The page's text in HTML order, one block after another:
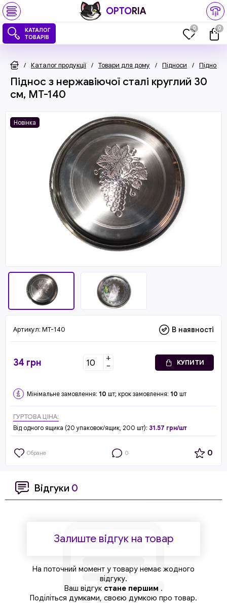
OPTORIA
КАТАЛОГ
ТОВАРІВ
0 0
/ Каталог продукції / Товари для дому / Підноси / Підноси
Піднос з нержавіючої сталі круглий 30
см, MT-140
Новінка
Артикул: MT-140 В наявності
34 грн +
- КУПИТИ
Мінімальне замовлення: 10 шт; крок замовлення: 10 шт
ГУРТОВА ЦІНА:
Від одного ящика (20 упаковок/ящик, 200 шт): 31.57 грн/шт
Обране 0 0
Відгуки 0
Залиште відгук на товар
На поточний момент у товару немає жодного
відгуку.
Ваш відгук стане першим .
Поділіться думками, своєю думкою про товар.